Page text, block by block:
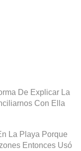
De Explicar La
Con Ella
La Playa Porque
Entonces Usó